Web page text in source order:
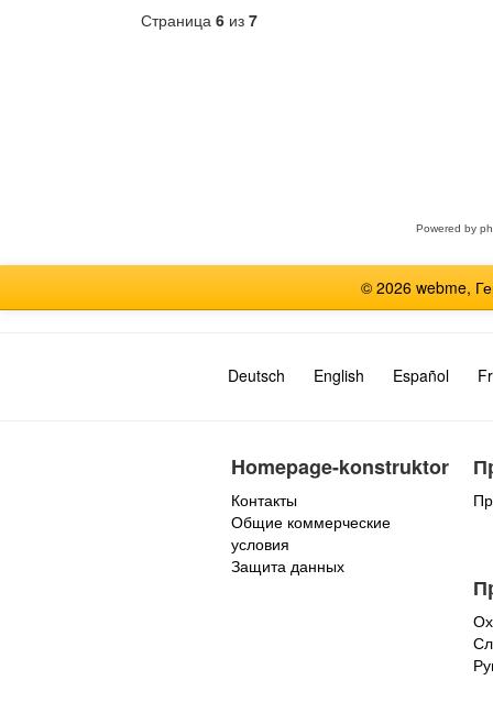
Страница 6 из 7
Powered by
© 2026 webme,
Deutsch English Español
Homepage-konstruktor
Контакты
Общие коммерческие
условия
Защита данных